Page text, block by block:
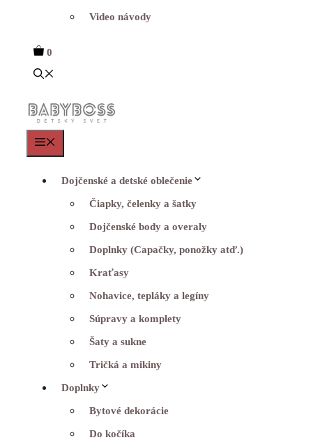
Video návody
0
Dojčenské a detské oblečenie
Čiapky, čelenky a šatky
Dojčenské body a overaly
Doplnky (Capačky, ponožky atď.)
Kraťasy
Nohavice, tepláky a legíny
Súpravy a komplety
Šaty a sukne
Tričká a mikiny
Doplnky
Bytové dekorácie
Do kočíka